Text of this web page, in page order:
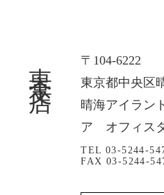
東京支店
〒104-6222
東京都中央区
晴海アイラン
ア オフィス
TEL 03-5244-
FAX 03-5244-